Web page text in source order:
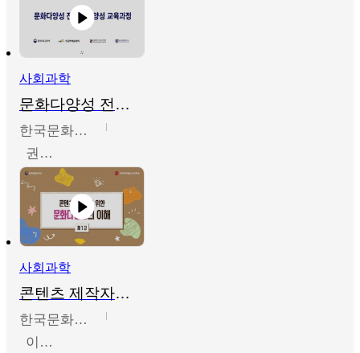
사회과학
문화다양성 전문인력 양성 기본과정 - 문화다양성의 이해
한국문화예술교육진흥원
권숙인 외 8명
사회과학
콘텐츠 제작자를 위한 문화다양성의 이해
한국문화예술교육진흥원
이성민